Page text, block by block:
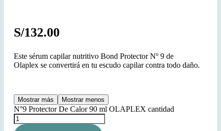
S/132.00
Este sérum capilar nutritivo Bond Protector Nº 9 de
Olaplex se convertirá en tu escudo capilar contra todo daño.
Mostrar más Mostrar menos
N°9 Protector De Calor 90 ml OLAPLEX cantidad